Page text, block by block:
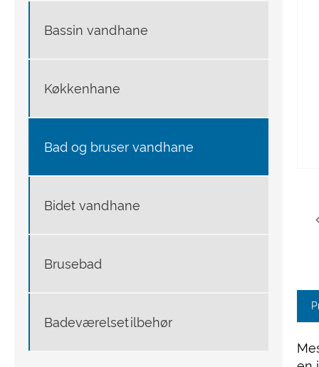
Bassin vandhane
Køkkenhane
Bad og bruser vandhane
Bidet vandhane
Brusebad
Badeværelsetilbehør